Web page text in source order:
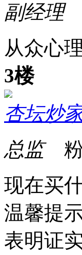
副经理
从众心
3楼
杏坛炒
总监粉
现在买
温馨提
表明证